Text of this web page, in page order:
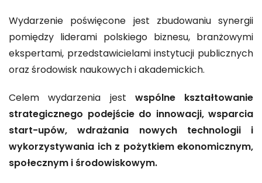
Wydarzenie poświęcone jest zbudowaniu synergii
pomiędzy liderami polskiego biznesu, branżowymi
ekspertami, przedstawicielami instytucji publicznych
oraz środowisk naukowych i akademickich.
Celem wydarzenia jest wspólne kształtowanie
strategicznego podejście do innowacji, wsparcia
start-upów, wdrażania nowych technologii i
wykorzystywania ich z pożytkiem ekonomicznym,
społecznym i środowiskowym.